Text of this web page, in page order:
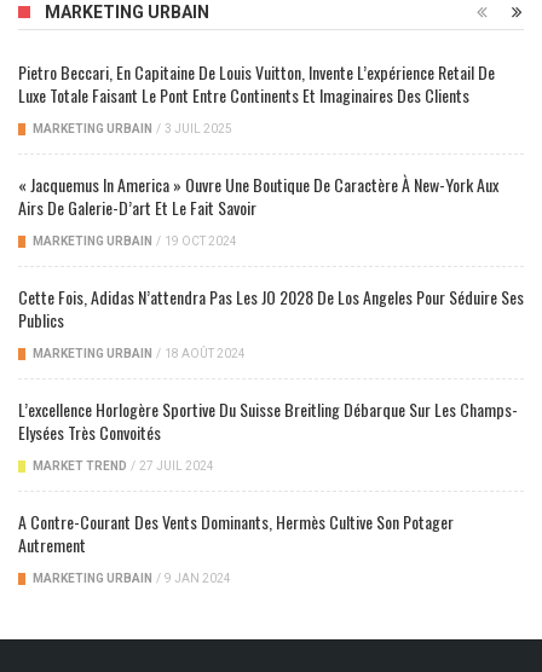
MARKETING URBAIN
Pietro Beccari, En Capitaine De Louis Vuitton, Invente L’expérience Retail De
Luxe Totale Faisant Le Pont Entre Continents Et Imaginaires Des Clients
MARKETING URBAIN / 3 JUIL 2025
« Jacquemus In America » Ouvre Une Boutique De Caractère À New-York Aux
Airs De Galerie-D’art Et Le Fait Savoir
MARKETING URBAIN / 19 OCT 2024
Cette Fois, Adidas N’attendra Pas Les JO 2028 De Los Angeles Pour Séduire Ses
Publics
MARKETING URBAIN / 18 AOÛT 2024
L’excellence Horlogère Sportive Du Suisse Breitling Débarque Sur Les Champs-
Elysées Très Convoités
MARKET TREND / 27 JUIL 2024
A Contre-Courant Des Vents Dominants, Hermès Cultive Son Potager
Autrement
MARKETING URBAIN / 9 JAN 2024